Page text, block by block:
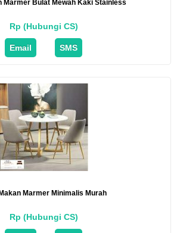
Marmer Bulat Mewah Kaki Stainless
Rp (Hubungi CS)
Email SMS
Marmer Minimalis Murah
Rp (Hubungi CS)